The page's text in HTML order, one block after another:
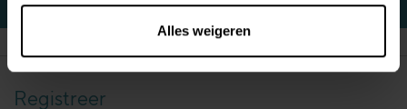
Alles weigeren
Registreer